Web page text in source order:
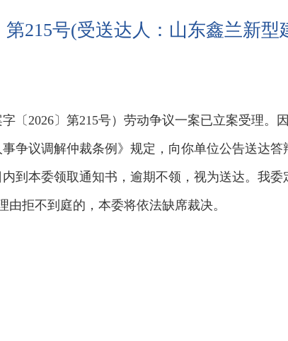
215号(受送达人：山东鑫兰新型
〔2026〕第215号）劳动争议一案已立案受理。
争议调解仲裁条例》规定，向你单位公告送达
到本委领取通知书，逾期不领，视为送达。我委
拒不到庭的，本委将依法缺席裁决。